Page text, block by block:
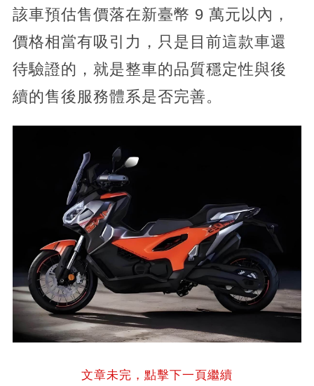
該車預估售價落在新臺幣 9 萬元以內，
價格相當有吸引力，只是目前這款車還
待驗證的，就是整車的品質穩定性與後
續的售後服務體系是否完善。
文章未完，點擊下一頁繼續